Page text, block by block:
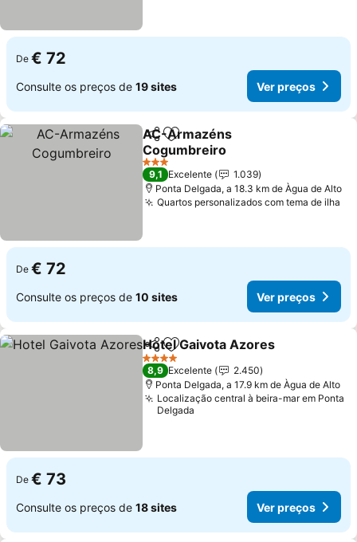
De € 72
Consulte os preços de 19 sites Ver preços
PartilharAdicionar aos favoritos
AC-Armazéns
Cogumbreiro
3 Estrelas
9,1 Excelente
1.039
Ponta Delgada, a 18.3 km de Àgua de Alto
Quartos personalizados com tema de ilha
De € 72
Consulte os preços de 10 sites Ver preços
PartilharAdicionar aos favoritos
Hotel Gaivota Azores
4 Estrelas
8,9 Excelente
2.450
Ponta Delgada, a 17.9 km de Àgua de Alto
Localização central à beira-mar em Ponta
Delgada
De € 73
Consulte os preços de 18 sites Ver preços